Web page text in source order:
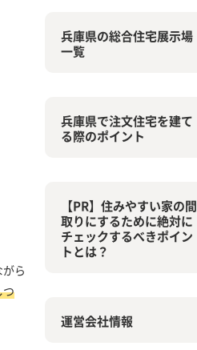
ら
つ
兵庫県の総合住宅展示場
一覧
兵庫県で注文住宅を建て
る際のポイント
【PR】住みやすい家の間
取りにするために絶対に
チェックするべきポイン
トとは？
運営会社情報